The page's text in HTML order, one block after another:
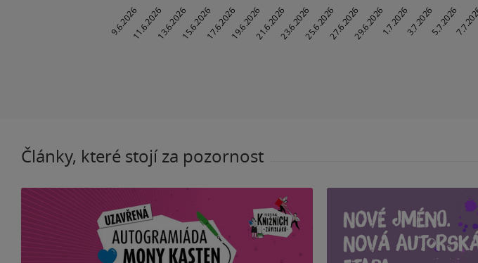
Články, které stojí za pozornost